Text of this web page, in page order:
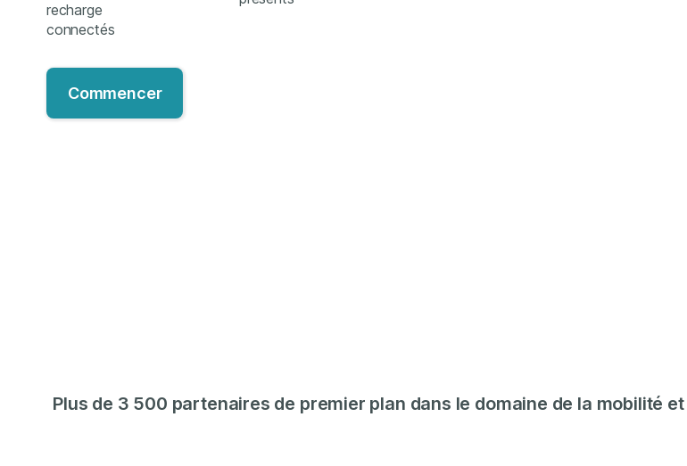
recharge
connectés
Commencer
Plus de 3 500 partenaires de premier plan dans le domaine de la mobilité